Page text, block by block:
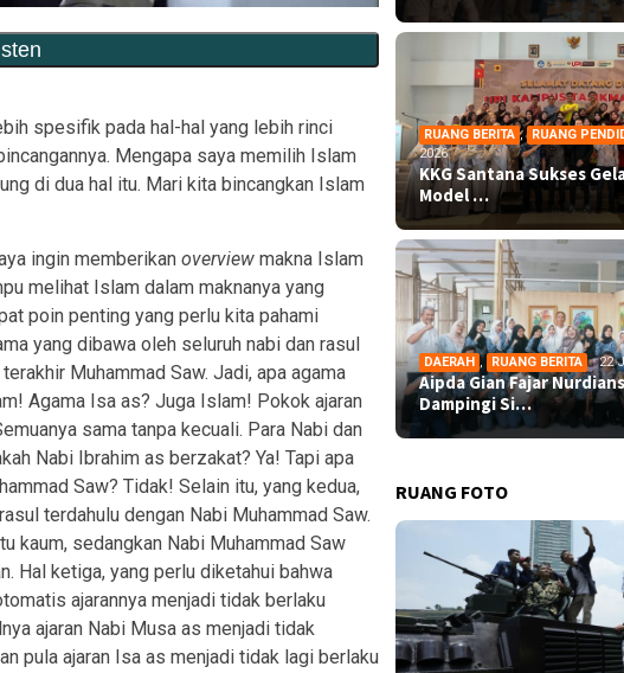
spesifik pada hal-hal yang lebih rinci
Mengapa saya memilih Islam
di dua hal itu. Mari kita bincangkan Islam
ingin memberikan overview makna Islam
melihat Islam dalam maknanya yang
poin penting yang perlu kita pahami
yang dibawa oleh seluruh nabi dan rasul
Muhammad Saw. Jadi, apa agama
Agama Isa as? Juga Islam! Pokok ajaran
sama tanpa kecuali. Para Nabi dan
Nabi Ibrahim as berzakat? Ya! Tapi apa
Saw? Tidak! Selain itu, yang kedua,
terdahulu dengan Nabi Muhammad Saw.
kaum, sedangkan Nabi Muhammad Saw
Hal ketiga, yang perlu diketahui bahwa
ajarannya menjadi tidak berlaku
ajaran Nabi Musa as menjadi tidak
pula ajaran Isa as menjadi tidak lagi berlaku
RUANG BERITA , RUANG
2026
KKG Santana Sukses
Model …
DAERAH , RUANG BERITA 22
Aipda Gian Fajar
Dampingi Si…
RUANG FOTO